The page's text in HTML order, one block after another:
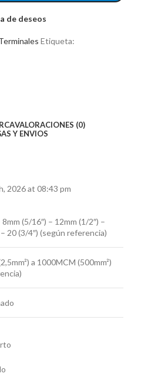
de deseos
Etiqueta:
VALORACIONES (0)
Y ENVIOS
2026 at 08:43 pm
(5/16″) – 12mm (1/2″) –
20 (3/4″) (según referencia)
a 1000MCM (500mm²)